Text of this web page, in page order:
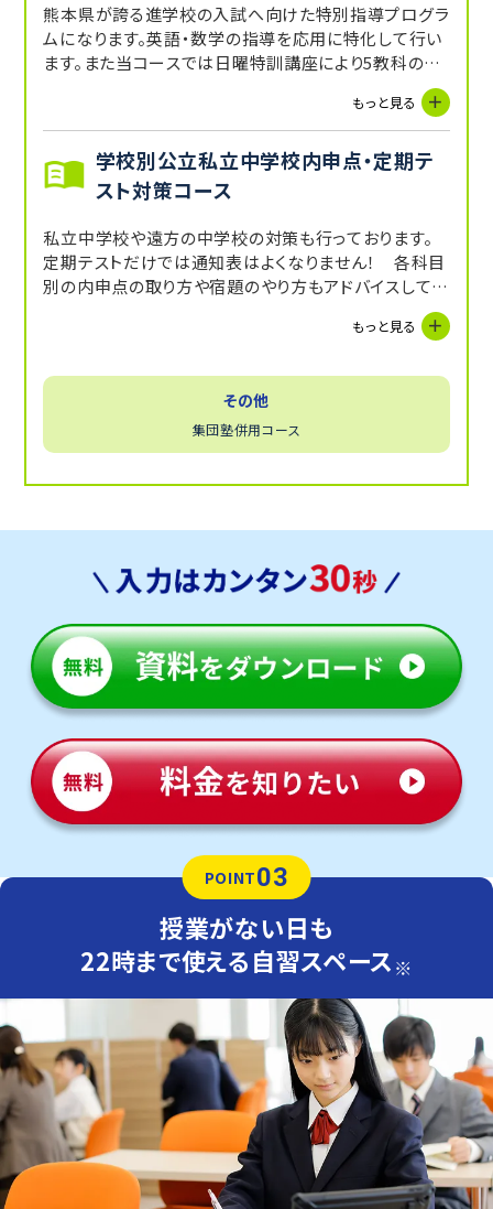
熊本県が誇る進学校の入試へ向けた特別指導プログラ
ムになります。英語・数学の指導を応用に特化して行い
ます。また当コースでは日曜特訓講座により5教科の総
合的なサポートを充実。強力なサポートで合格に導き
もっと見る
学校別公立私立中学校内申点・定期テ
スト対策コース
私立中学校や遠方の中学校の対策も行っております。
定期テストだけでは通知表はよくなりません！ 各科目
別の内申点の取り方や宿題のやり方もアドバイスしてい
もっと見る
その他
集団塾併用コース
POINT03
授業がない日も
22時まで使える自習スペース ※